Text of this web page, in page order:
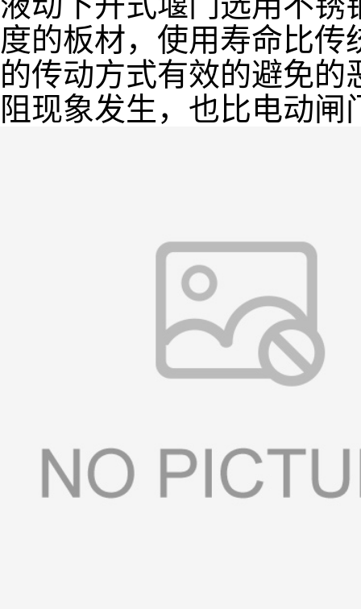
度的板材，使用寿命比
的传动方式有效的避免
阻现象发生，也比电动